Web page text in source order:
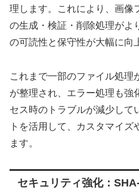
理します。これにより、画像
の生成・検証・削除処理がよ
の可読性と保守性が大幅に向
これまで一部のファイル処理
が整理され、エラー処理も強
セス時のトラブルが減少して
トを活用して、カスタマイ
ます。
セキュリティ強化：